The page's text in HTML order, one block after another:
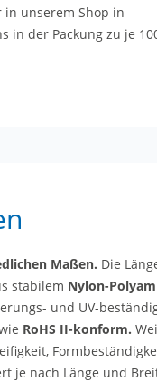
unserem Shop in
in der Packung zu je
Maßen. Die
stabilem Nylon-
und UV-
RoHS II-konform.
je nach Länge und